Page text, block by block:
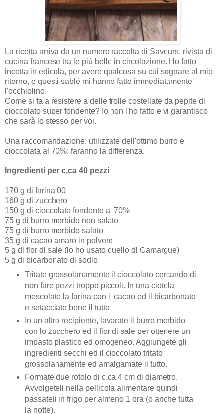
La ricetta arriva da un numero raccolta di Saveurs, rivista di
cucina francese tra le più belle in circolazione. Ho fatto
incetta in edicola, per avere qualcosa su cui sognare al mio
ritorno, e questi sablé mi hanno fatto immediatamente
l'occhiolino.
Come si fa a resistere a delle frolle costellate da pepite di
cioccolato super fondente? Io non l'ho fatto e vi garantisco
che sarà lo stesso per voi.
Una raccomandazione: utilizzate dell'ottimo burro e
cioccolata al 70%: faranno la differenza.
Ingredienti per c.ca 40 pezzi
170 g di farina 00
160 g di zucchero
150 g di cioccolato fondente al 70%
75 g di burro morbido non salato
75 g di burro morbido salato
35 g di cacao amaro in polvere
5 g di fior di sale (io ho usato quello di Camargue)
5 g di bicarbonato di sodio
Tritate grossolanamente il cioccolato cercando di
non fare pezzi troppo piccoli. In una ciotola
mescolate la farina con il cacao ed il bicarbonato
e setacciate bene il tutto
In un altro recipiente, lavorate il burro morbido
con lo zucchero ed il fior di sale per ottenere un
impasto plastico ed omogeneo. Aggiungete gli
ingredienti secchi ed il cioccolato tritato
grossolanamente ed amalgamate il tutto.
Formate due rotolo di c.ca 4 cm di diametro.
Avvolgeteli nella pellicola alimentare quindi
passateli in frigo per almeno 1 ora (o anche tutta
la notte).